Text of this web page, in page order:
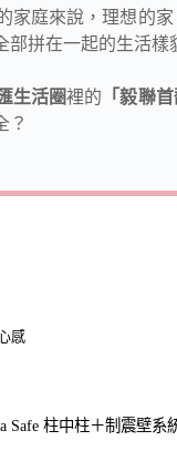
家庭來說，理想的
部拼在一起的生活樣
生活圈裡的 「毅聯首
？
感
Safe 柱中柱＋制震壁系